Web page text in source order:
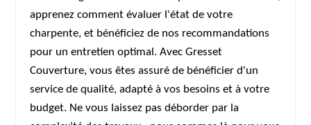
apprenez comment évaluer l'état de votre
charpente, et bénéficiez de nos recommandations
pour un entretien optimal. Avec Gresset
Couverture, vous êtes assuré de bénéficier d'un
service de qualité, adapté à vos besoins et à votre
budget. Ne vous laissez pas déborder par la